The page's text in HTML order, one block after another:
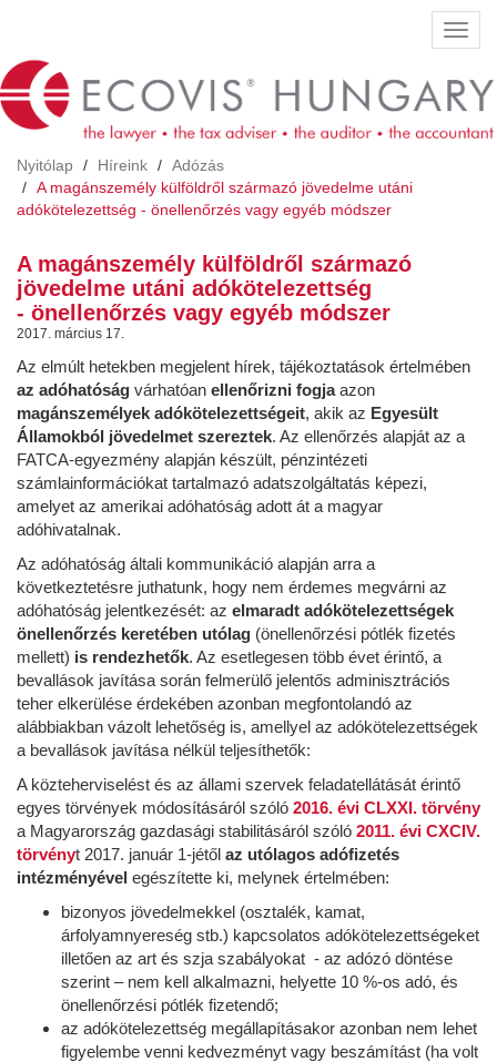
Nyitólap Híreink
Adózás
A magánszemély külföldről származó jövedelme utáni
adókötelezettség - önellenőrzés vagy egyéb módszer
A magánszemély külföldről származó
jövedelme utáni adókötelezettség
- önellenőrzés vagy egyéb módszer
2017. március 17.
Az elmúlt hetekben megjelent hírek, tájékoztatások értelmében
az adóhatóság várhatóan ellenőrizni fogjaazon
magánszemélyek adókötelezettségeit, akik az Egyesült
Államokból jövedelmet szereztek. Az ellenőrzés alapját az a
FATCA-egyezmény alapján készült, pénzintézeti
számlainformációkat tartalmazó adatszolgáltatás képezi,
amelyet az amerikai adóhatóság adott át a magyar
adóhivatalnak.
Az adóhatóság általi kommunikáció alapján arra a
következtetésre juthatunk, hogy nem érdemes megvárni az
adóhatóság jelentkezését: az elmaradt adókötelezettségek
önellenőrzés keretében utólag (önellenőrzési pótlék fizetés
mellett) is rendezhetők. Az esetlegesen több évet érintő, a
bevallások javítása során felmerülő jelentős adminisztrációs
teher elkerülése érdekében azonban megfontolandó az
alábbiakban vázolt lehetőség is, amellyel az adókötelezettségek
a bevallások javítása nélkül teljesíthetők:
A közteherviselést és az állami szervek feladatellátását érintő
egyes törvények módosításáról szóló 2016. évi CLXXI. törvény
a Magyarország gazdasági stabilitásáról szóló 2011. évi CXCIV.
törvényt 2017. január 1-jétől az utólagos adófizetés
intézményével egészítette ki, melynek értelmében:
bizonyos jövedelmekkel (osztalék, kamat,
árfolyamnyereség stb.) kapcsolatos adókötelezettségeket
illetően az art és szja szabályokat - az adózó döntése
szerint – nem kell alkalmazni, helyette 10 %-os adó, és
önellenőrzési pótlék fizetendő;
az adókötelezettség megállapításakor azonban nem lehet
figyelembe venni kedvezményt vagy beszámítást (ha volt